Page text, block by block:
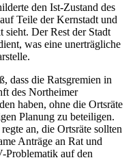
den Ist-Zustand des
Teile der Kernstadt und
sieht. Der Rest der Stadt
was eine unerträgliche
dass die Ratsgremien in
des Northeimer
haben, ohne die Ortsräte
Planung zu beteiligen.
an, die Ortsräte sollten
Anträge an Rat und
Problematik auf den